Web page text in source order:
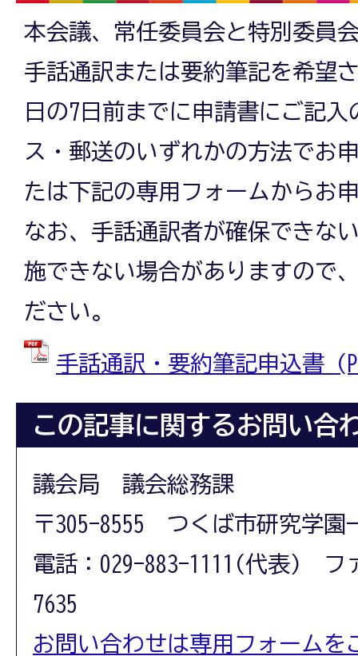
本会議、常任委員会と特別委員
手話通訳または要約筆記を希望
日の7日前までに申請書にご記
ス・郵送のいずれかの方法でお
たは下記の専用フォームからお
なお、手話通訳者が確保できな
施できない場合がありますので
ださい。
手話通訳・要約筆記申込書
この記事に関するお問い合
議会局 議会総務課
〒305-8555 つくば市研究学園
電話：029-883-1111(代表) フ
7635
お問い合わせは専用フォームを